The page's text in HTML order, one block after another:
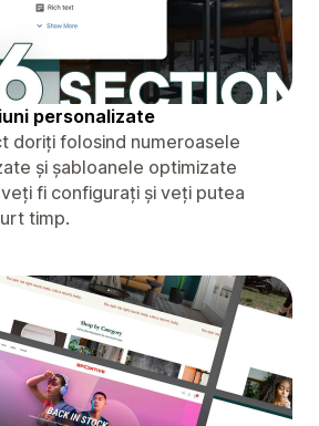
personalizate
doriți folosind numeroasele
și șabloanele optimizate
fi configurați și veți putea
timp.